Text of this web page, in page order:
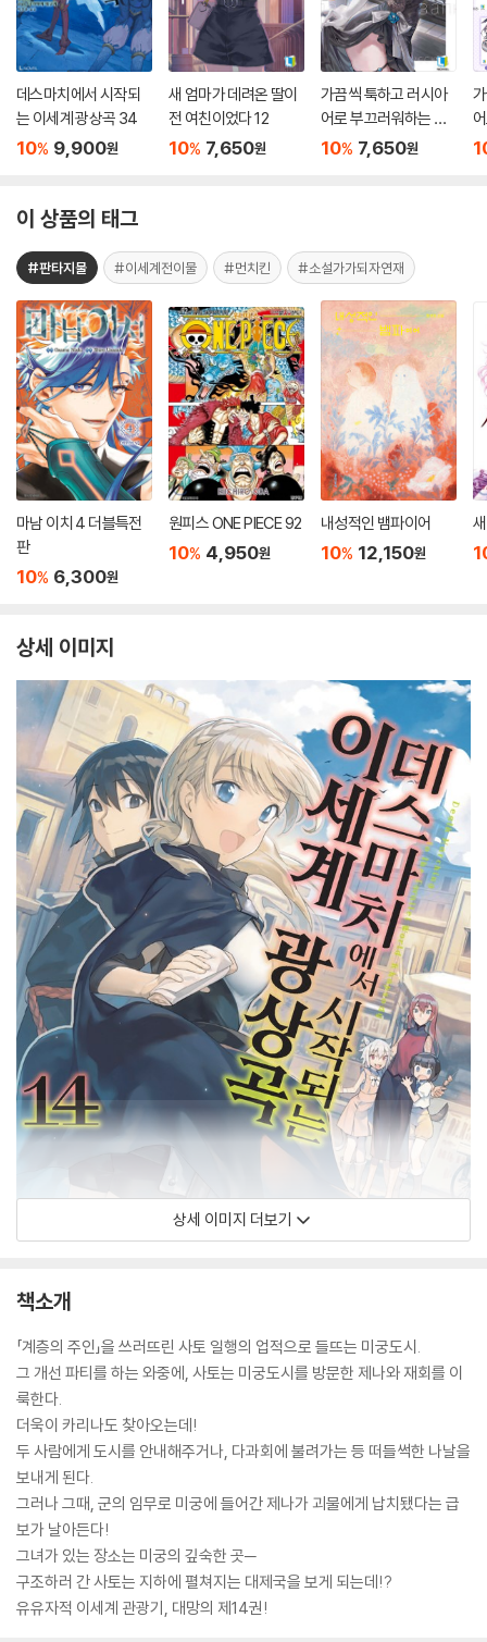
데스마치에서 시작되
는 이세계 광상곡 34
10% 9,900원
새 엄마가 데려온 딸이
전 여친이었다 12
10% 7,650원
가끔씩 툭하고 러시아
어로 부끄러워하는 옆
자리의 아랴 양 11
10% 7,650원
이 상품의 태그
#판타지물 #이세계전이물 #먼치킨 #소설가가되자연재
마남 이치 4 더블특전
판
10% 6,300원
원피스 ONE PIECE 92
10% 4,950원
내성적인 뱀파이어
10% 12,150원
상세 이미지
상세 이미지 더보기
책소개
「계층의 주인」을 쓰러뜨린 사토 일행의 업적으로 들뜨는 미궁도시.
그 개선 파티를 하는 와중에, 사토는 미궁도시를 방문한 제나와 재회를 이
룩한다.
더욱이 카리나도 찾아오는데!
두 사람에게 도시를 안내해주거나, 다과회에 불려가는 등 떠들썩한 나날을
보내게 된다.
그러나 그때, 군의 임무로 미궁에 들어간 제나가 괴물에게 납치됐다는 급
보가 날아든다!
그녀가 있는 장소는 미궁의 깊숙한 곳─
구조하러 간 사토는 지하에 펼쳐지는 대제국을 보게 되는데!?
유유자적 이세계 관광기, 대망의 제14권!